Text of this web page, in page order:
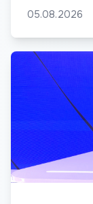
05.08.2026